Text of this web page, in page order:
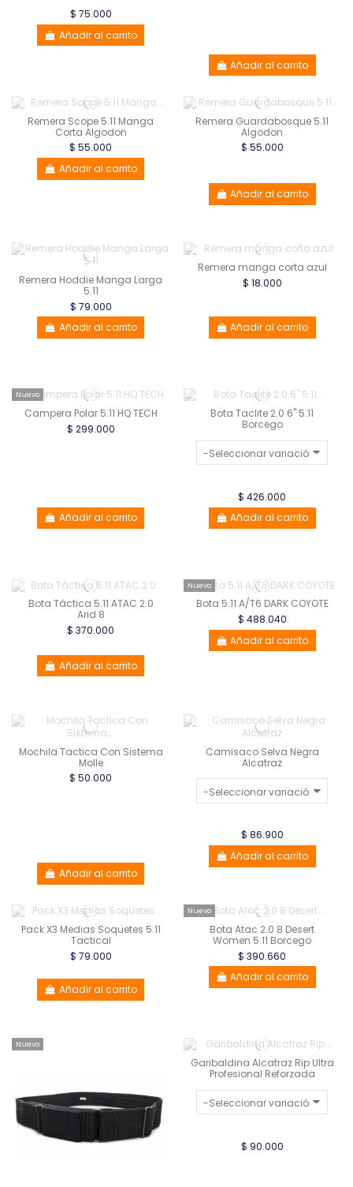
$ 75.000
Añadir al carrito
Añadir al carrito
Remera Scope 5.11 Manga
Corta Algodon
$ 55.000
Añadir al carrito
Remera Guardabosque 5.11
Algodon
$ 55.000
Añadir al carrito
Remera Hoddie Manga Larga
5.11
$ 79.000
Añadir al carrito
Remera manga corta azul
$ 18.000
Añadir al carrito
Nuevo
Campera Polar 5.11 HQ TECH
$ 299.000
Añadir al carrito
Bota Taclite 2.0 6" 5.11
Borcego
$ 426.000
Añadir al carrito
Bota Táctica 5.11 ATAC 2.0
Arid 8
$ 370.000
Añadir al carrito
Nuevo
Bota 5.11 A/T6 DARK COYOTE
$ 488.040
Añadir al carrito
Mochila Tactica Con Sistema
Molle
$ 50.000
Añadir al carrito
Camisaco Selva Negra
Alcatraz
$ 86.900
Añadir al carrito
Pack X3 Medias Soquetes 5.11
Tactical
$ 79.000
Añadir al carrito
Nuevo
Bota Atac 2.0 8 Desert
Women 5.11 Borcego
$ 390.660
Añadir al carrito
Nuevo
Garibaldina Alcatraz Rip Ultra
Profesional Reforzada
$ 90.000